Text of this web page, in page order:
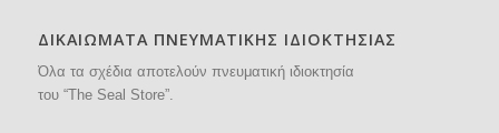
ΔΙΚΑΙΩΜΑΤΑ ΠΝΕΥΜΑΤΙΚΗΣ ΙΔΙΟΚΤΗΣΙΑΣ
Όλα τα σχέδια αποτελούν πνευματική ιδιοκτησία
του “The Seal Store”.